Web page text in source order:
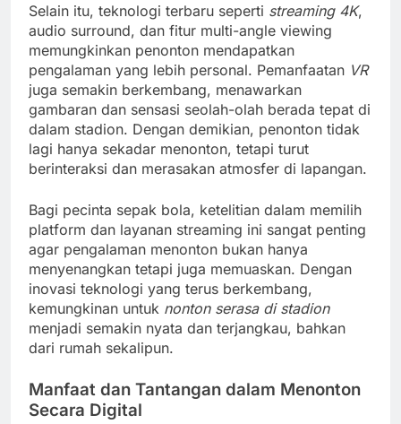
Selain itu, teknologi terbaru seperti streaming 4K,
audio surround, dan fitur multi-angle viewing
memungkinkan penonton mendapatkan
pengalaman yang lebih personal. Pemanfaatan VR
juga semakin berkembang, menawarkan
gambaran dan sensasi seolah-olah berada tepat di
dalam stadion. Dengan demikian, penonton tidak
lagi hanya sekadar menonton, tetapi turut
berinteraksi dan merasakan atmosfer di lapangan.
Bagi pecinta sepak bola, ketelitian dalam memilih
platform dan layanan streaming ini sangat penting
agar pengalaman menonton bukan hanya
menyenangkan tetapi juga memuaskan. Dengan
inovasi teknologi yang terus berkembang,
kemungkinan untuk nonton serasa di stadion
menjadi semakin nyata dan terjangkau, bahkan
dari rumah sekalipun.
Manfaat dan Tantangan dalam Menonton
Secara Digital